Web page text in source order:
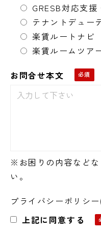
GRESB対応支
テナントデュー
楽賃ルートナビ
楽賃ルームツア
お問合せ本文
※お困りの内容など
い。
プライバシーポリシー
上記に同意する